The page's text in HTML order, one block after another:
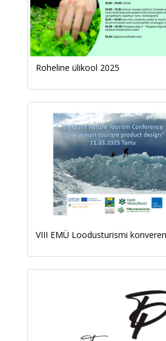
Roheline ülikool 2025
VIII EMÜ Loodusturismi